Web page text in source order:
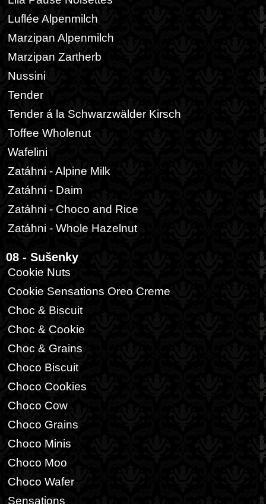
Luflée Alpenmilch
Marzipan Alpenmilch
Marzipan Zartherb
Nussini
Tender
Tender á la Schwarzwälder Kirsch
Toffee Wholenut
Wafelini
Zatáhni - Alpine Milk
Zatáhni - Daim
Zatáhni - Choco and Rice
Zatáhni - Whole Hazelnut
08 - Sušenky
Cookie Nuts
Cookie Sensations Oreo Creme
Choc & Biscuit
Choc & Cookie
Choc & Grains
Choco Biscuit
Choco Cookies
Choco Cow
Choco Grains
Choco Minis
Choco Moo
Choco Wafer
Sensations